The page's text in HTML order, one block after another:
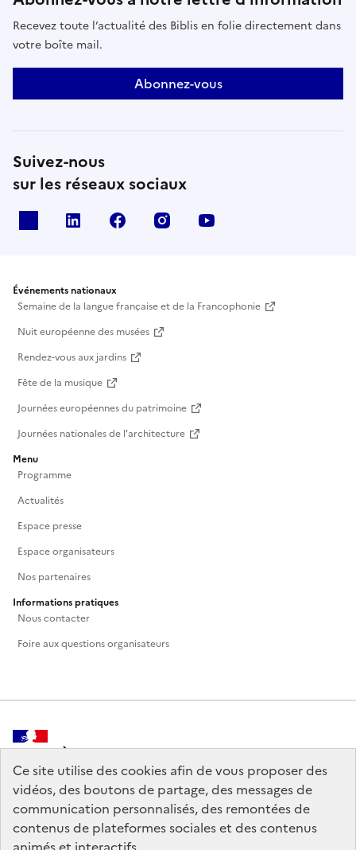
Ce site utilise des cookies afin de vous proposer des
vidéos, des boutons de partage, des messages de
communication personnalisés, des remontées de
contenus de plateformes sociales et des contenus
Recevez toute l’actualité des Biblis en folie directement dans
votre boîte mail.
Abonnez-vous
Suivez-nous
sur les réseaux sociaux
Linkedin Facebook Instagram
Événements nationaux
Semaine de la langue française et de la Francophonie
Nuit européenne des musées
Rendez-vous aux jardins
Fête de la musique
Journées européennes du patrimoine
Journées nationales de l'architecture
Menu
Programme
Actualités
Espace presse
Espace organisateurs
Nos partenaires
Informations pratiques
Nous contacter
Foire aux questions organisateurs
MINISTÈRE
DE LA CULTURE